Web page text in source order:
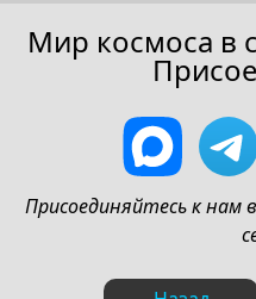
Мир космоса в
Присоединяйтесь к нам